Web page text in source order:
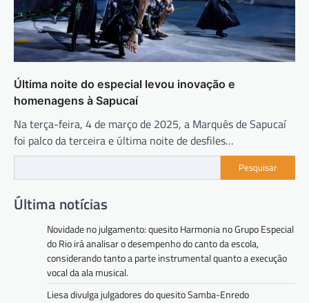
Última noite do especial levou inovação e
homenagens à Sapucaí
Na terça-feira, 4 de março de 2025, a Marquês de Sapucaí
foi palco da terceira e última noite de desfiles…
Pesquisar
Última notícias
Novidade no julgamento: quesito Harmonia no Grupo Especial
do Rio irá analisar o desempenho do canto da escola,
considerando tanto a parte instrumental quanto a execução
vocal da ala musical.
Liesa divulga julgadores do quesito Samba-Enredo